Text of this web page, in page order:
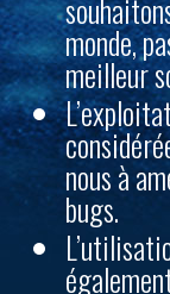
monde,
meilleur
nous à
bugs.